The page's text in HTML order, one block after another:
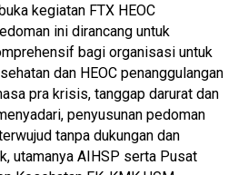
kegiatan FTX HEOC
ini dirancang untuk
bagi organisasi untuk
dan HEOC penanggulangan
pra krisis, tanggap darurat dan
penyusunan pedoman
tanpa dukungan dan
utamanya AIHSP serta Pusat